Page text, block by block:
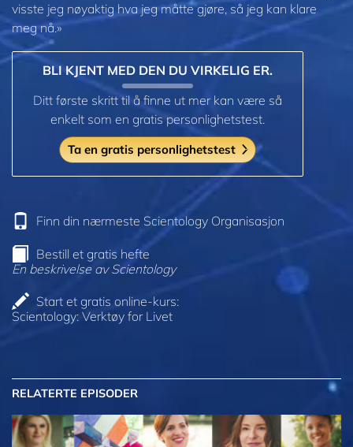
visste jeg nøyaktig hva jeg måtte gjøre, så jeg kan klare
meg nå.»
BLI KJENT MED DEN DU VIRKELIG ER.
Ditt første skritt til å finne ut mer kan være så
enkelt som en gratis personlighetstest.
Ta en gratis personlighetstest
Finn din nærmeste Scientology Organisasjon
Bestill et gratis hefte
En beskrivelse av Scientology
Start et gratis online-kurs:
Scientology: Verktøy for Livet
RELATERTE EPISODER